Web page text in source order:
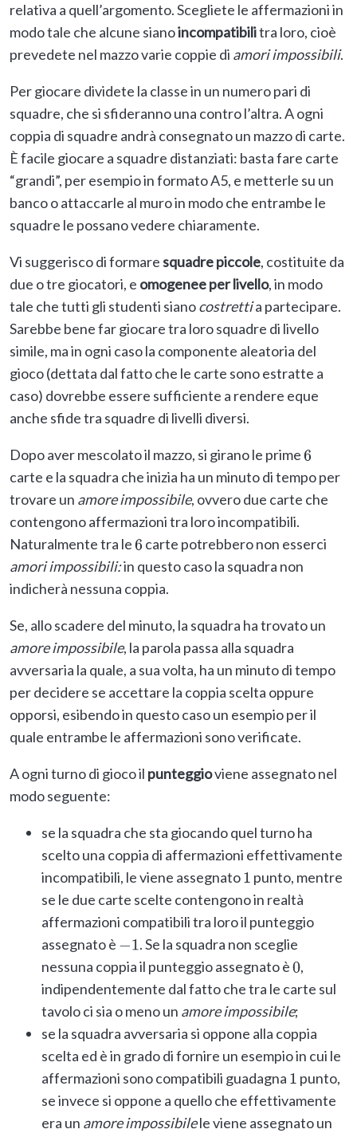
relativa a quell’argomento. Scegliete le affermazioni in
modo tale che alcune sianoincompatibilitra loro, cioè
prevedete nel mazzo varie coppie di amori impossibili.
Per giocare dividete la classe in un numero pari di
squadre, che si sfideranno una contro l’altra. A ogni
coppia di squadre andrà consegnato un mazzo di carte.
È facile giocare a squadre distanziati: basta fare carte
“grandi”, per esempio in formato A5, e metterle su un
banco o attaccarle al muro in modo che entrambe le
squadre le possano vedere chiaramente.
Vi suggerisco di formaresquadre piccole, costituite da
due o tre giocatori, e omogenee per livello, in modo
tale che tutti gli studenti sianocostrettia partecipare.
Sarebbe bene far giocare tra loro squadre di livello
simile, ma in ogni caso la componente aleatoria del
gioco (dettata dal fatto che le carte sono estratte a
caso) dovrebbe essere sufficiente a rendere eque
anche sfide tra squadre di livelli diversi.
Dopo aver mescolato il mazzo, si girano le prime6
carte e la squadra che inizia ha un minuto di tempo per
trovare un amore impossibile, ovvero due carte che
contengono affermazioni tra loro incompatibili.
Naturalmente tra le6 carte potrebbero non esserci
amori impossibili:in questo caso la squadra non
indicherà nessuna coppia.
Se, allo scadere del minuto, la squadra ha trovato un
amore impossibile, la parola passa alla squadra
avversaria la quale, a sua volta, ha un minuto di tempo
per decidere se accettare la coppia scelta oppure
opporsi, esibendo in questo caso un esempio per il
quale entrambe le affermazioni sono verificate.
A ogni turno di gioco il punteggioviene assegnato nel
modo seguente:
se la squadra che sta giocando quel turno ha
scelto una coppia di affermazioni effettivamente
incompatibili, le viene assegnato1 punto, mentre
se le due carte scelte contengono in realtà
affermazioni compatibili tra loro il punteggio
assegnato è −1 . Se la squadra non sceglie
nessuna coppia il punteggio assegnato è0,
indipendentemente dal fatto che tra le carte sul
tavolo ci sia o meno un amore impossibile;
se la squadra avversaria si oppone alla coppia
scelta ed è in grado di fornire un esempio in cui le
affermazioni sono compatibili guadagna 1 punto,
se invece si oppone a quello che effettivamente
era un amore impossibilele viene assegnato un